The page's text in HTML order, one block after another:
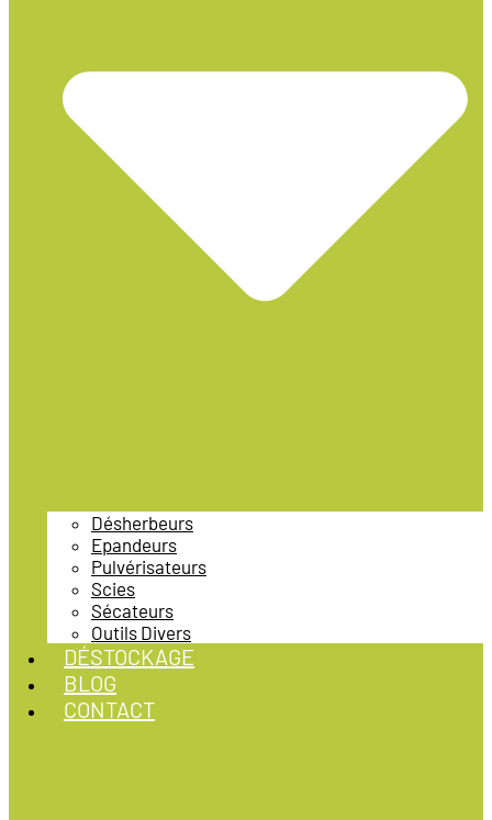
Désherbeurs
Epandeurs
Pulvérisateurs
Scies
Sécateurs
Outils Divers
DÉSTOCKAGE
BLOG
CONTACT